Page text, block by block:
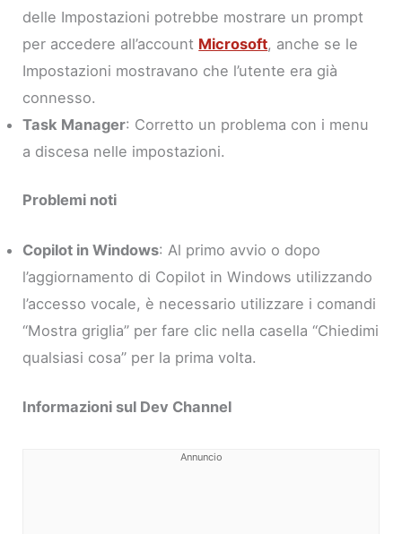
delle Impostazioni potrebbe mostrare un prompt
per accedere all’account Microsoft, anche se le
Impostazioni mostravano che l’utente era già
connesso.
Task Manager: Corretto un problema con i menu
a discesa nelle impostazioni.
Problemi noti
Copilot in Windows: Al primo avvio o dopo
l’aggiornamento di Copilot in Windows utilizzando
l’accesso vocale, è necessario utilizzare i comandi
“Mostra griglia” per fare clic nella casella “Chiedimi
qualsiasi cosa” per la prima volta.
Informazioni sul Dev Channel
Annuncio